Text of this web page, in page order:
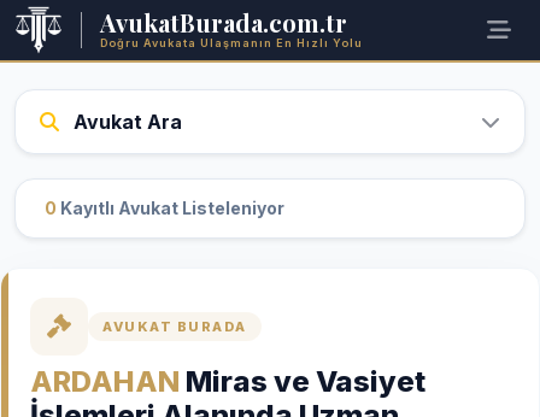
AvukatBurada.com.tr
Doğru Avukata Ulaşmanın En Hızlı Yolu
Avukat Ara
0 Kayıtlı Avukat Listeleniyor
AVUKAT BURADA
ARDAHAN Miras ve Vasiyet